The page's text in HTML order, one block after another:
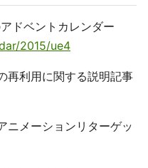
ドベントカレンダー
2015/ue4
再利用に関する説明記事
ニメーションリターゲッ